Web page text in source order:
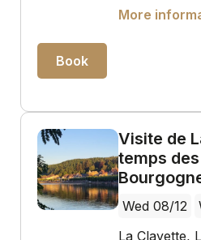
More
Book
Visite de
temps
Wed 08/12
La Clayette,